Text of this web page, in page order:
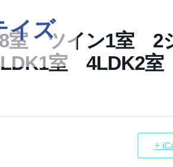
イズ
室 ツイン1室 2
室 4LDK2室
+